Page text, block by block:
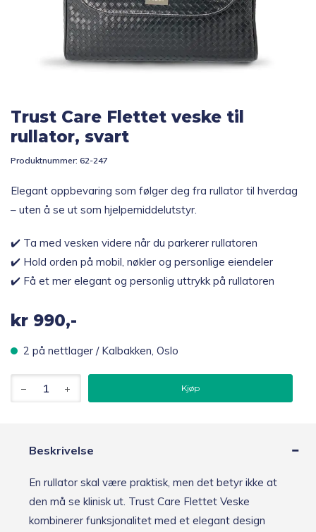
Topp 10
Gavetips
Trust Care Flettet veske til
rullator, svart
Produktnummer: 62-247
Elegant oppbevaring som følger deg fra rullator til hverdag
– uten å se ut som hjelpemiddelutstyr.
✔️ Ta med vesken videre når du parkerer rullatoren
✔️ Hold orden på mobil, nøkler og personlige eiendeler
✔️ Få et mer elegant og personlig uttrykk på rullatoren
kr 990,-
2 på nettlager / Kalbakken, Oslo
Care
Flettet
rullator,
Kjøp
Beskrivelse
En rullator skal være praktisk, men det betyr ikke at
den må se klinisk ut. Trust Care Flettet Veske
kombinerer funksjonalitet med et elegant design